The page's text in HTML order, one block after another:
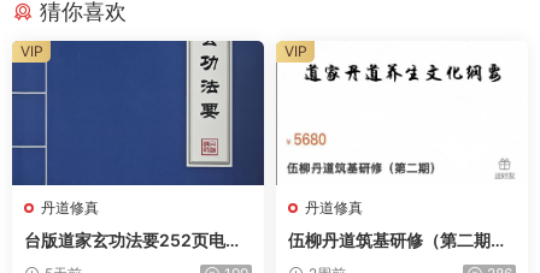
猜你喜欢
丹道修真
台版道家玄功法要252页电子
版
VIP
丹道修真
伍柳丹道筑基研修（第二期）
全74讲视频
VIP